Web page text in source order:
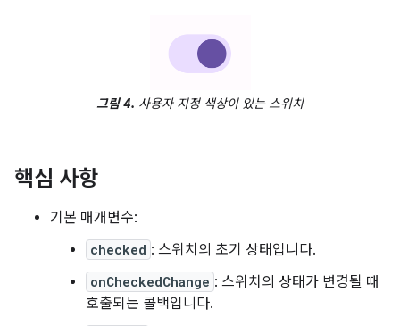
그림 4. 사용자 지정 색상이 있는 스위치
핵심 사항
기본 매개변수:
checked : 스위치의 초기 상태입니다.
onCheckedChange : 스위치의 상태가 변경될 때
호출되는 콜백입니다.